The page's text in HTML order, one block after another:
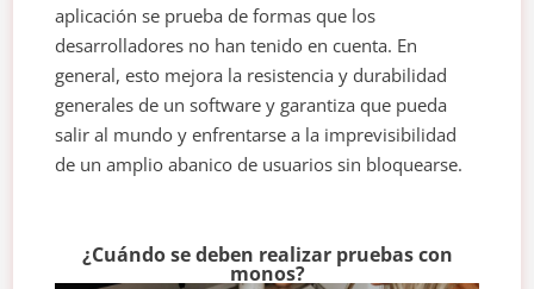
aplicación se prueba de formas que los
desarrolladores no han tenido en cuenta. En
general, esto mejora la resistencia y durabilidad
generales de un software y garantiza que pueda
salir al mundo y enfrentarse a la imprevisibilidad
de un amplio abanico de usuarios sin bloquearse.
¿Cuándo se deben realizar pruebas con
monos?